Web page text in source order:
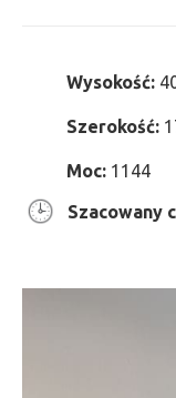
Wysokość:
Szerokość:
Moc: 1144
Szacowany